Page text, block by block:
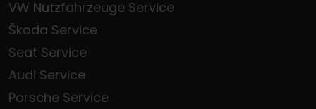
VW Nutzfahrzeuge Service
Škoda Service
Seat Service
Audi Service
Porsche Service